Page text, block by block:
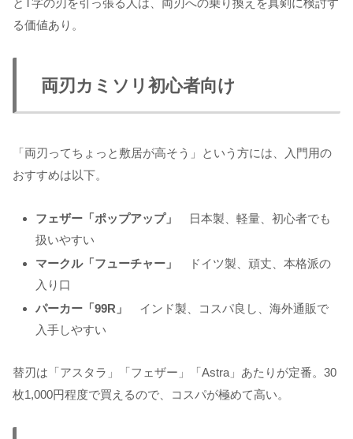
る価値あり。
両刃カミソリ初心者向け
「両刃ってちょっと敷居が高そう」という方には、入門用の
おすすめは以下。
フェザー「ポップアップ」
日本製、軽量、初心者でも
扱いやすい
マークル「フューチャー」
ドイツ製、頑丈、本格派の
入り口
パーカー「99R」
インド製、コスパ良し、海外通販で
入手しやすい
替刃は「アスタラ」「フェザー」「Astra」あたりが定番。30
枚1,000円程度で買えるので、コスパが極めて高い。